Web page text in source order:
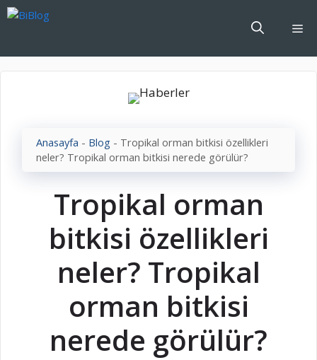
İçeriğe
Anasayfa - Blog - Tropikal orman bitkisi özellikleri
neler? Tropikal orman bitkisi nerede görülür?
Tropikal orman
bitkisi özellikleri
neler? Tropikal
orman bitkisi
nerede görülür?